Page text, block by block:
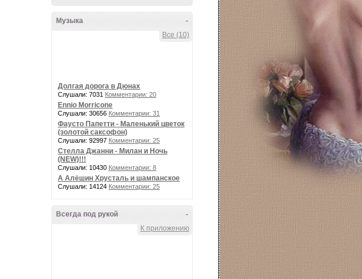
-
Музыка
Все (10)
Долгая дорога в Дюнах
Слушали: 7031 Комментарии: 20
Ennio Morricone
Слушали: 30656 Комментарии: 31
Фаусто Папетти - Маленький цветок
(золотой саксофон)
Слушали: 92997 Комментарии: 25
Стелла Джанни - Милан и Ночь
(NEW)!!!
Слушали: 10430 Комментарии: 8
А Алёшин Хрусталь и шампанское
Слушали: 14124 Комментарии: 25
-
Всегда под рукой
К приложению